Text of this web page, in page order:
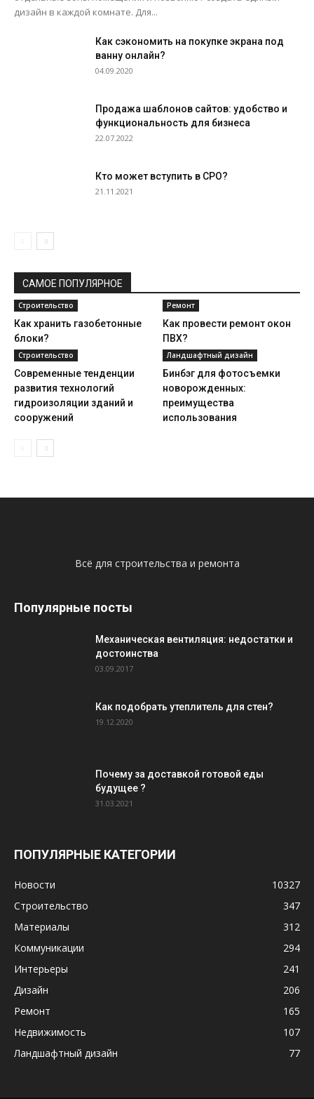
дизайн в каждой комнате. Для...
Как сэкономить на покупке экрана под
ванну онлайн?
04.09.2020
Продажа шаблонов сайтов: удобство и
функциональность для бизнеса
22.07.2022
Кто может вступить в СРО?
21.11.2021
САМОЕ ПОПУЛЯРНОЕ
Строительство
Как хранить газобетонные
блоки?
Ремонт
Как провести ремонт окон
ПВХ?
Строительство
Современные тенденции
развития технологий
гидроизоляции зданий и
сооружений
Ландшафтный дизайн
Бинбэг для фотосъемки
новорожденных:
преимущества
использования
Всё для строительства и ремонта
Популярные посты
Механическая вентиляция: недостатки и
достоинства
03.09.2017
Как подобрать утеплитель для стен?
19.12.2020
Почему за доставкой готовой еды
будущее ?
31.03.2021
ПОПУЛЯРНЫЕ КАТЕГОРИИ
Новости
10327
Строительство
347
Материалы
312
Коммуникации
294
Интерьеры
241
Дизайн
206
Ремонт
165
Недвижимость
107
Ландшафтный дизайн
77